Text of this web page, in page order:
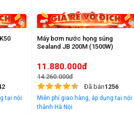
tại nội
Máy bơm nước họng súng
Sealand JB 200M (1500W)
11.880.000đ
14.260.000đ
Đã bán1256
Miễn phí giao hàng, áp dụng tại nội
thành Hà Nội